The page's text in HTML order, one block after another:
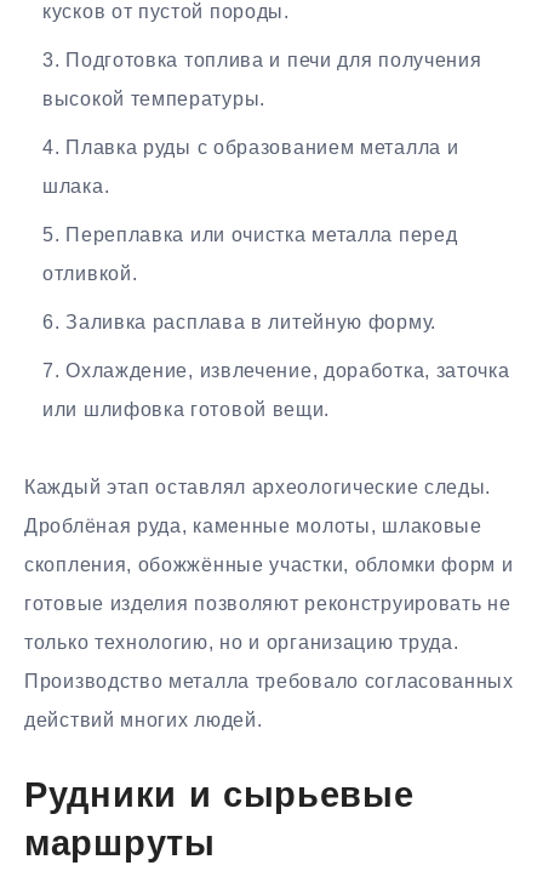
кусков от пустой породы.
Подготовка топлива и печи для получения
высокой температуры.
Плавка руды с образованием металла и
шлака.
Переплавка или очистка металла перед
отливкой.
Заливка расплава в литейную форму.
Охлаждение, извлечение, доработка, заточка
или шлифовка готовой вещи.
Каждый этап оставлял археологические следы.
Дроблёная руда, каменные молоты, шлаковые
скопления, обожжённые участки, обломки форм и
готовые изделия позволяют реконструировать не
только технологию, но и организацию труда.
Производство металла требовало согласованных
действий многих людей.
Рудники и сырьевые
маршруты